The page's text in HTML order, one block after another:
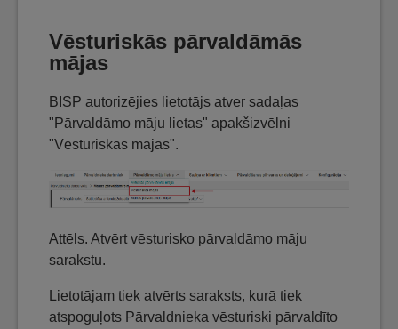
Vēsturiskās pārvaldāmās
mājas
BISP autorizējies lietotājs atver sadaļas
"Pārvaldāmo māju lietas" apakšizvēlni
"Vēsturiskās mājas".
Attēls. Atvērt vēsturisko pārvaldāmo māju
sarakstu.
Lietotājam tiek atvērts saraksts, kurā tiek
atspoguļots Pārvaldnieka vēsturiski pārvaldīto